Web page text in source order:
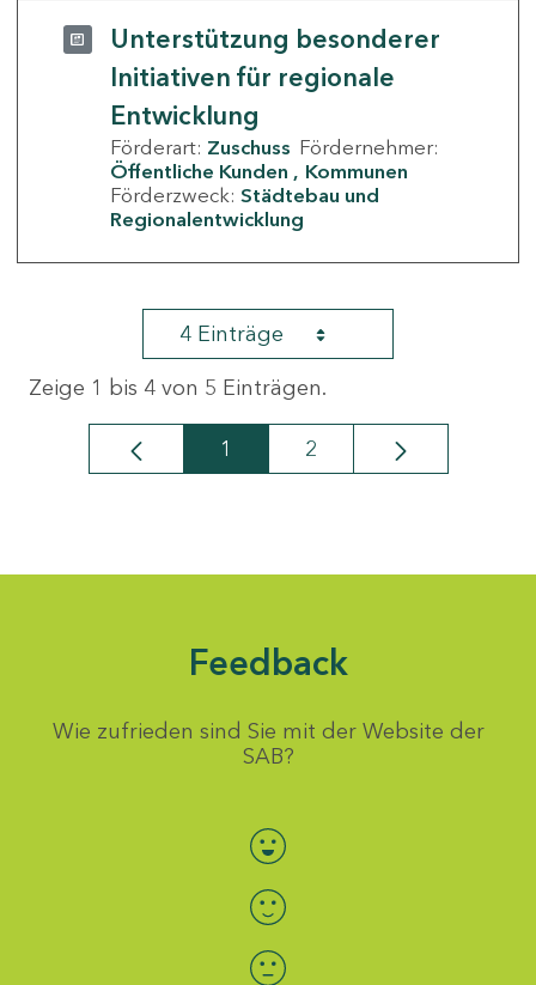
Unterstützung besonderer
Initiativen für regionale
Entwicklung
Förderart: Zuschuss Fördernehmer:
Öffentliche Kunden
Kommunen
Förderzweck: Städtebau und
Regionalentwicklung
4 Einträge
Zeige 1 bis 4 von 5 Einträgen.
Seite
1 Seite
2
Feedback
Wie zufrieden sind Sie mit der Website der
SAB?
Bewertung auswählen